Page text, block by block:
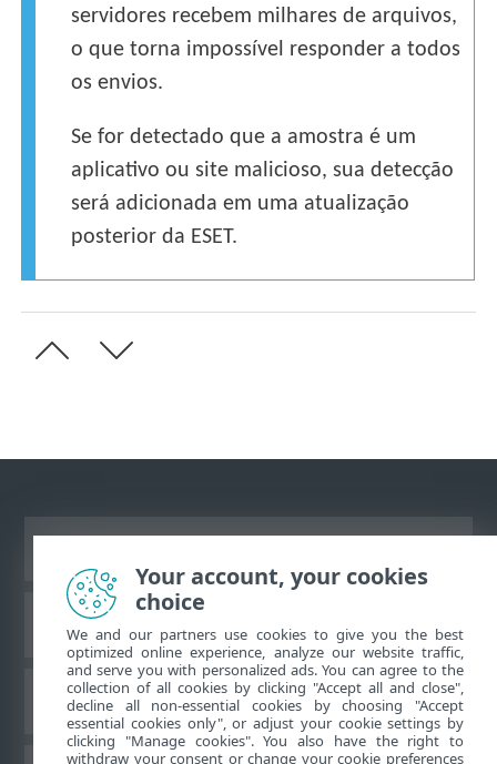
servidores recebem milhares de arquivos,
o que torna impossível responder a todos
os envios.
Se for detectado que a amostra é um
aplicativo ou site malicioso, sua detecção
será adicionada em uma atualização
posterior da ESET.
Base de conhecimento da ESET
Fórum ESET
Your account, your cookies
choice
We and our partners use cookies to give you the best
optimized online experience, analyze our website traffic,
and serve you with personalized ads. You can agree to the
collection of all cookies by clicking "Accept all and close",
decline all non-essential cookies by choosing "Accept
essential cookies only", or adjust your cookie settings by
clicking "Manage cookies". You also have the right to
withdraw your consent or change your cookie preferences